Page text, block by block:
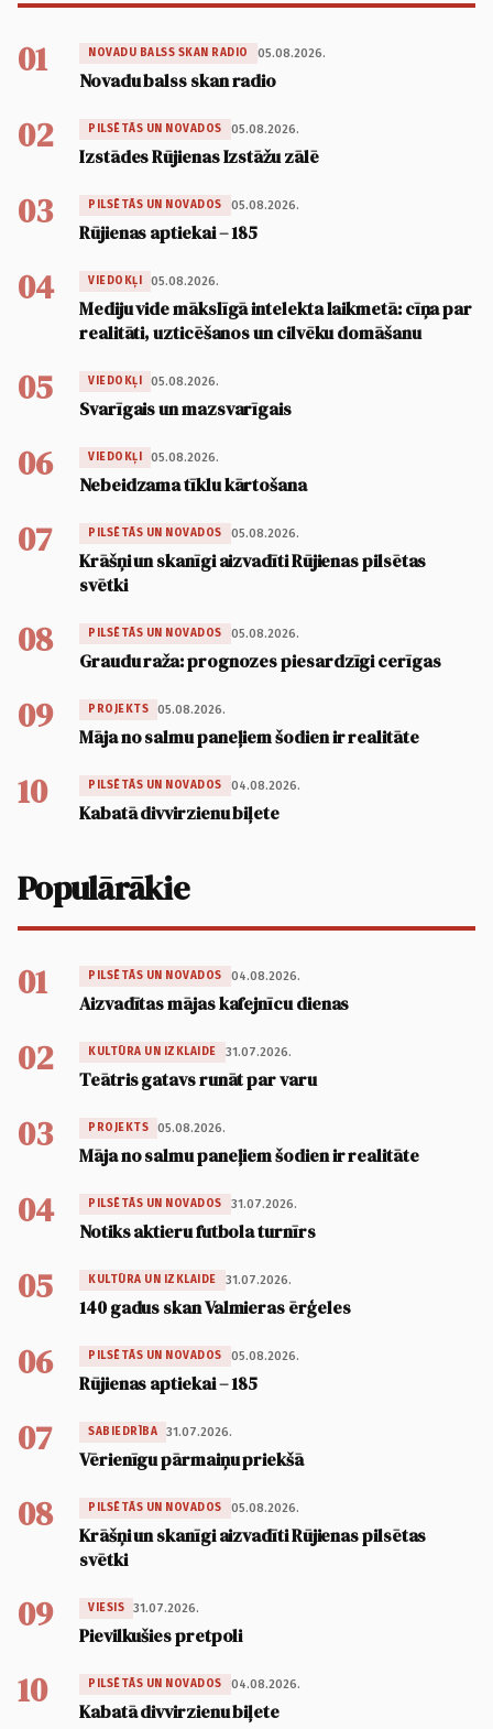
01 NOVADU BALSS SKAN RADIO 05.08.2026.
Novadu balss skan radio
02 PILSĒTĀS UN NOVADOS 05.08.2026.
Izstādes Rūjienas Izstāžu zālē
03 PILSĒTĀS UN NOVADOS 05.08.2026.
Rūjienas aptiekai – 185
04 VIEDOKĻI 05.08.2026.
Mediju vide mākslīgā intelekta laikmetā: cīņa par
realitāti, uzticēšanos un cilvēku domāšanu
05 VIEDOKĻI 05.08.2026.
Svarīgais un mazsvarīgais
06 VIEDOKĻI 05.08.2026.
Nebeidzama tīklu kārtošana
07 PILSĒTĀS UN NOVADOS 05.08.2026.
Krāšņi un skanīgi aizvadīti Rūjienas pilsētas
svētki
08 PILSĒTĀS UN NOVADOS 05.08.2026.
Graudu raža: prognozes piesardzīgi cerīgas
09 PROJEKTS 05.08.2026.
Māja no salmu paneļiem šodien ir realitāte
10 PILSĒTĀS UN NOVADOS 04.08.2026.
Kabatā divvirzienu biļete
Populārākie
01 PILSĒTĀS UN NOVADOS 04.08.2026.
Aizvadītas mājas kafejnīcu dienas
02 KULTŪRA UN IZKLAIDE 31.07.2026.
Teātris gatavs runāt par varu
03 PROJEKTS 05.08.2026.
Māja no salmu paneļiem šodien ir realitāte
04 PILSĒTĀS UN NOVADOS 31.07.2026.
Notiks aktieru futbola turnīrs
05 KULTŪRA UN IZKLAIDE 31.07.2026.
140 gadus skan Valmieras ērģeles
06 PILSĒTĀS UN NOVADOS 05.08.2026.
Rūjienas aptiekai – 185
07 SABIEDRĪBA 31.07.2026.
Vērienīgu pārmaiņu priekšā
08 PILSĒTĀS UN NOVADOS 05.08.2026.
Krāšņi un skanīgi aizvadīti Rūjienas pilsētas
svētki
09 VIESIS 31.07.2026.
Pievilkušies pretpoli
10 PILSĒTĀS UN NOVADOS 04.08.2026.
Kabatā divvirzienu biļete